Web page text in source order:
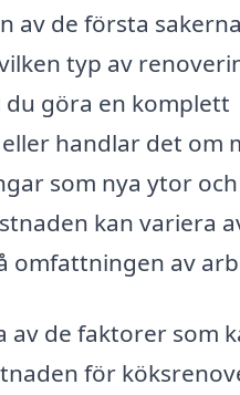
av de första
typ av
du göra en komplett
handlar det om
som nya ytor och
kan variera
omfattningen av
av de faktorer som
för